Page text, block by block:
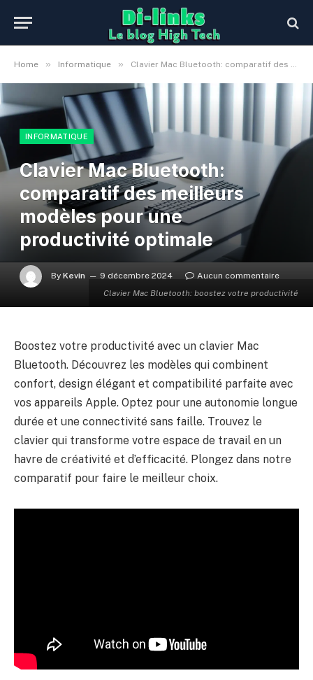
Home » Informatique » Clavier Mac Bluetooth: comparatif des meilleurs modèles pour une productivité optimale
Clavier Mac Bluetooth: boostez votre productivité
INFORMATIQUE
Clavier Mac Bluetooth:
comparatif des meilleurs
modèles pour une
productivité optimale
By Kevin 9 décembre 2024 Aucun commentaire
Boostez votre productivité avec un clavier Mac
Bluetooth. Découvrez les modèles qui combinent
confort, design élégant et compatibilité parfaite avec
vos appareils Apple. Optez pour une autonomie longue
durée et une connectivité sans faille. Trouvez le
clavier qui transforme votre espace de travail en un
havre de créativité et d’efficacité. Plongez dans notre
comparatif pour faire le meilleur choix.